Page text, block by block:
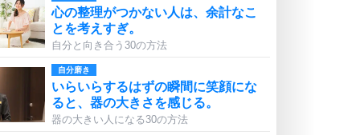
心の整理がつかない人は、余計なこ
とを考えすぎ。
自分と向き合う30の方法
自分磨き
いらいらするはずの瞬間に笑顔にな
ると、器の大きさを感じる。
器の大きい人になる30の方法